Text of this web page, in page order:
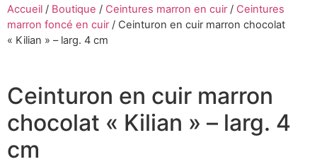
Accueil / Boutique / Ceintures marron en cuir/ Ceintures
marron foncé en cuir/ Ceinturon en cuir marron chocolat
« Kilian » – larg. 4 cm
Ceinturon en cuir marron
chocolat « Kilian » – larg. 4
cm